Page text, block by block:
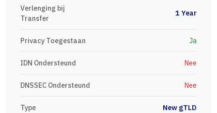
Verlenging bij
Transfer
1 Year
Privacy Toegestaan Ja
IDN Ondersteund Nee
DNSSEC Ondersteund Nee
Type New gTLD